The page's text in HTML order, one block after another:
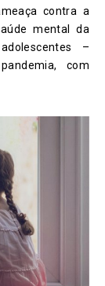
contra a
mental da
–
com